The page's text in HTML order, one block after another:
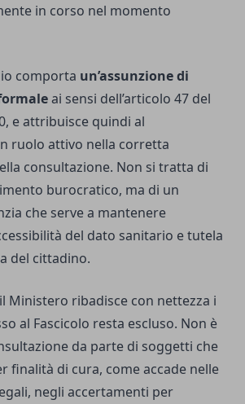
in corso nel momento
comporta un’assunzione di
ai sensi dell’articolo 47 del
e attribuisce quindi al
ruolo attivo nella corretta
consultazione. Non si tratta di
burocratico, ma di un
che serve a mantenere
del dato sanitario e tutela
del cittadino.
Ministero ribadisce con nettezza i
al Fascicolo resta escluso. Non è
da parte di soggetti che
finalità di cura, come accade nelle
negli accertamenti per